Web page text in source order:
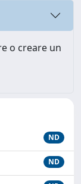
o creare un
ND
ND